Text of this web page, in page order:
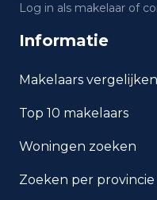
Wat is de
waarde in
Wat is het
inkomen per
Bilthoven?
Hoe veilig is
Log in als makelaar of
Informatie
Makelaars vergelijken
Top 10 makelaars
Woningen zoeken
Zoeken per provincie